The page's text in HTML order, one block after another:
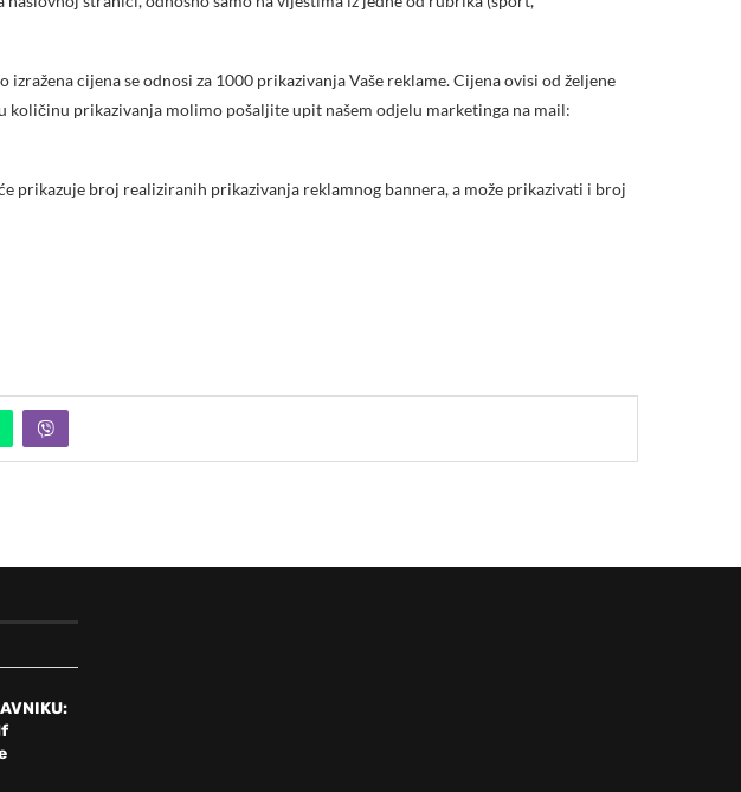
cijena se odnosi za 1000 prikazivanja Vaše reklame. Cijena ovisi od željene
količinu prikazivanja molimo pošaljite upit našem odjelu marketinga na mail:
prikazuje broj realiziranih prikazivanja reklamnog bannera, a može prikazivati i broj